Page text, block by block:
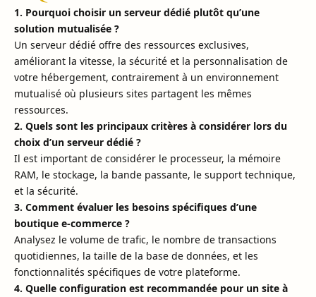
1. Pourquoi choisir un serveur dédié plutôt qu’une
solution mutualisée ?
Un serveur dédié offre des ressources exclusives,
améliorant la vitesse, la sécurité et la personnalisation de
votre hébergement, contrairement à un environnement
mutualisé où plusieurs sites partagent les mêmes
ressources.
2. Quels sont les principaux critères à considérer lors du
choix d’un serveur dédié ?
Il est important de considérer le processeur, la mémoire
RAM, le stockage, la bande passante, le support technique,
et la sécurité.
3. Comment évaluer les besoins spécifiques d’une
boutique e-commerce ?
Analysez le volume de trafic, le nombre de transactions
quotidiennes, la taille de la base de données, et les
fonctionnalités spécifiques de votre plateforme.
4. Quelle configuration est recommandée pour un site à